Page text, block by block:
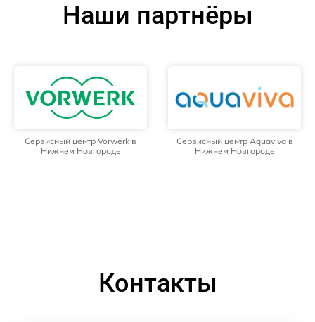
Наши партнёры
Сервисный центр Vorwerk в
Нижнем Новгороде
Сервисный центр Aquaviva в
Нижнем Новгороде
Контакты